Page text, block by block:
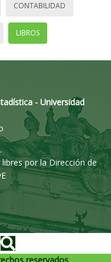
CONTABILIDAD
LIBROS
- Universidad
por la Dirección de